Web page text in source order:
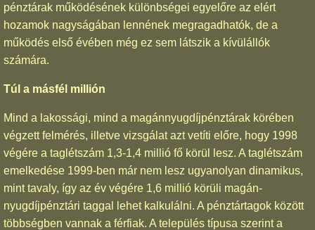
pénztárak működésének különbségei egyelőre az elért
hozamok nagyságában lennének megragadhatók, de a
működés első évében még ez sem látszik a kívülállók
számára.
Túl a másfél millión
Mind a lakossági, mind a magánnyugdíjpénztárak körében
végzett felmérés, illetve vizsgálat azt vetíti előre, hogy 1998
végére a taglétszám 1,3-1,4 millió fő körül lesz. A taglétszám
emelkedése 1999-ben már nem lesz ugyanolyan dinamikus,
mint tavaly, így az év végére 1,6 millió körüli magán-
nyugdíjpénztári taggal lehet kalkulálni. A pénztártagok között
többségben vannak a férfiak. A település típusa szerint a